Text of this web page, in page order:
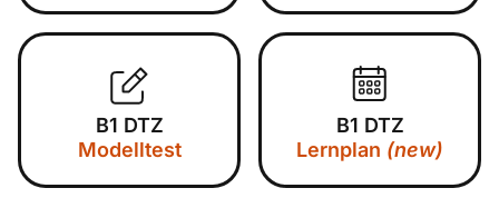
B1 DTZ
Modelltest
B1 DTZ
Lernplan (new)